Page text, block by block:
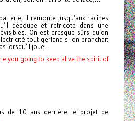
il remonte jusqu’aux racines
découpe et retricote dans une
On est presque sûrs qu’on
tout gerland si on branchait
lorsqu’il joue.
you going to keep alive the spirit of
de 10 ans derrière le projet de